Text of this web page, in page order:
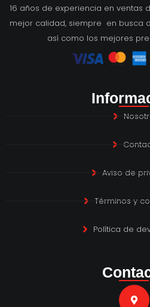
16 años de experiencia en ventas
mejor calidad, siempre en busca
así como los mejores
Aviso de
Términos y
Política de